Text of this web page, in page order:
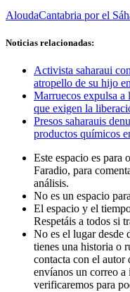
AloudaCantabria por el
Noticias relacionadas:
Activista saharaui
atropello de su hijo
Marruecos expulsa a
que exigen la
Presos saharauis
productos químicos
Este espacio es para
Faradio, para
análisis.
No es un espacio
El espacio y el
Respetáis a todos si
No es el lugar
tienes una historia o
contacta con el
envíanos un correo
verificaremos para